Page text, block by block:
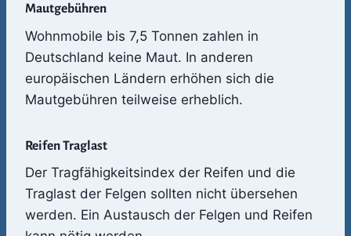
Mautgebühren
Wohnmobile bis 7,5 Tonnen zahlen in
Deutschland keine Maut. In anderen
europäischen Ländern erhöhen sich die
Mautgebühren teilweise erheblich.
Reifen Traglast
Der Tragfähigkeitsindex der Reifen und die
Traglast der Felgen sollten nicht übersehen
werden. Ein Austausch der Felgen und Reifen